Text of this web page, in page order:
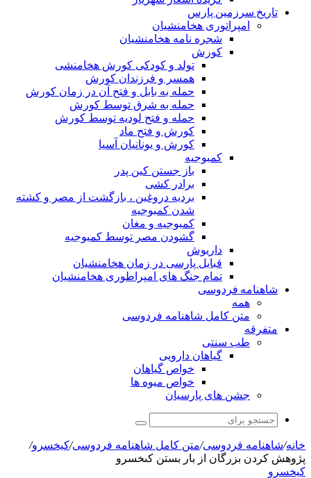
تاریخ سرزمین پارس
امپراتوری هخامنشیان
شجره نامه هخامنشیان
کورش
تولد و کودکی کورش هخامنشی
همسر و فرزندان کورش
حمله به بابل و فتح آن در زمان کورش
حمله به شرق توسط کورش
حمله و فتح لودیه توسط کورش
کورش و فتح ماد
کورش و یونانیان آسیا
کمبوجیه
باز جستن کین پدر
برادر کشی
بردیه دروغین ، بازگشت از مصر و کشته
شدن کمبوجیه
کمبوجیه و مغان
گشودن مصر توسط کمبوجیه
داریوش
قبایل پارسی در زمان هخامنشیان
تمام جنگ های امپراطوری هخامنشیان
شاهنامه فردوسی
همه
متن کامل شاهنامه فردوسی
متفرقه
طب سنتی
گیاهان دارویی
خواص گیاهان
خواص میوه ها
جشن های پارسیان
جستجو
برای
خانه/شاهنامه فردوسی/متن کامل شاهنامه فردوسی/کیخسرو/
پژوهش کردن بزرگان از بار بستن کى‏خسرو
کیخسرو